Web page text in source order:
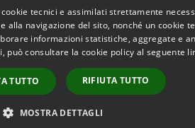
tecnici e assimilati strettamente
alla navigazione del sito, nonché un cookie
informazioni statistiche, aggregate e
può consultare la cookie policy al seguente
TUTTO RIFIUTA TUTTO
MOSTRA DETTAGLI